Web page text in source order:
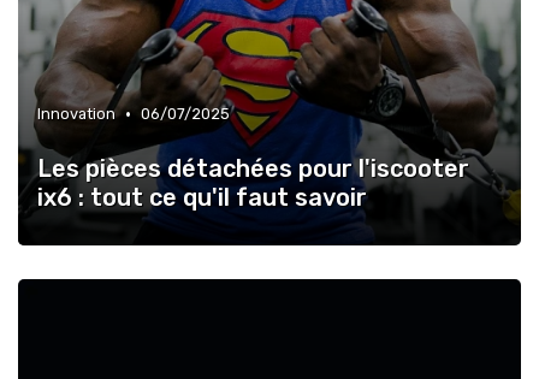
Innovation • 06/07/2025
Les pièces détachées pour l'iscooter
ix6 : tout ce qu'il faut savoir